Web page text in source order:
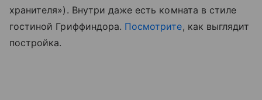
хранителя»). Внутри даже есть комната в стиле
гостиной Гриффиндора. Посмотрите, как выглядит
постройка.